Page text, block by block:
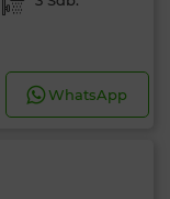
WhatsApp